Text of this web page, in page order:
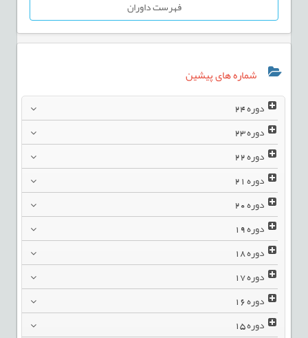
فهرست داوران
شماره های پیشین
دوره24
دوره23
دوره22
دوره21
دوره20
دوره19
دوره18
دوره17
دوره16
دوره15